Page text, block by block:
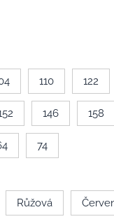
110 122
146 158
74
Růžová